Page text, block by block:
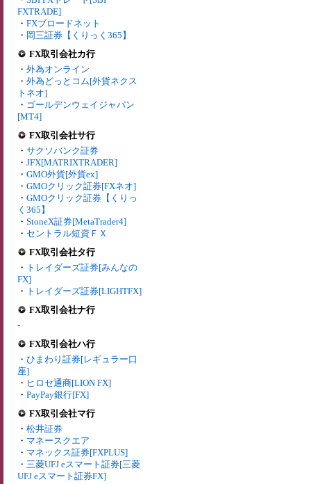
FXTRADE]
・ FXブロードネット
・ 岡三証券【くりっく365】
FX取引会社カ行
・ 外為オンライン
・ 外為どっとコム[外貨ネクス
トネオ]
・ ゴールデンウェイジャパン
[MT4]
FX取引会社サ行
・ サクソバンク証券
・ JFX[MATRIXTRADER]
・ GMO外貨[外貨ex]
・ GMOクリック証券[FXネオ]
・ GMOクリック証券【くりっ
く365】
・ StoneX証券[MetaTrader4]
・ セントラル短資ＦＸ
FX取引会社タ行
・ トレイダーズ証券[みんなの
FX]
・ トレイダーズ証券[LIGHTFX]
FX取引会社ナ行
-
FX取引会社ハ行
・ ひまわり証券[レギュラー口
座]
・ ヒロセ通商[LION FX]
・ PayPay銀行[FX]
FX取引会社マ行
・ 松井証券
・ マネースクエア
・ マネックス証券[FXPLUS]
・ 三菱UFJ eスマート証券[三菱
UFJ eスマート証券FX]